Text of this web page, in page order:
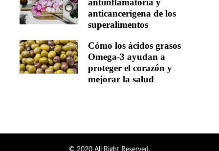
antiinflamatoria y
anticancerígena de los
superalimentos
Cómo los ácidos grasos
Omega-3 ayudan a
proteger el corazón y
mejorar la salud
© 2020 All Right Reserved.